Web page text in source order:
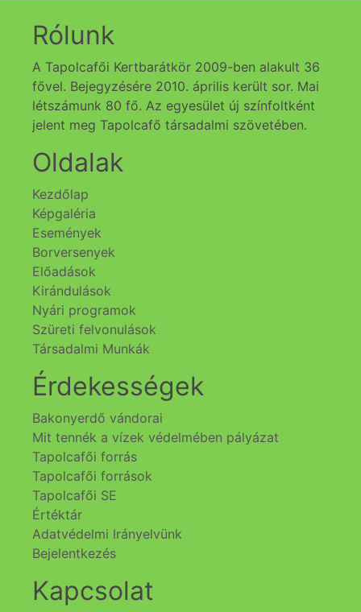
Rólunk
A Tapolcafői Kertbarátkör 2009-ben alakult 36
fővel. Bejegyzésére 2010. április került sor. Mai
létszámunk 80 fő. Az egyesület új színfoltként
jelent meg Tapolcafő társadalmi szövetében.
Oldalak
Kezdőlap
Képgaléria
Események
Borversenyek
Előadások
Kirándulások
Nyári programok
Szüreti felvonulások
Társadalmi Munkák
Érdekességek
Bakonyerdő vándorai
Mit tennék a vízek védelmében pályázat
Tapolcafői forrás
Tapolcafői források
Tapolcafői SE
Értéktár
Adatvédelmi Irányelvünk
Bejelentkezés
Kapcsolat